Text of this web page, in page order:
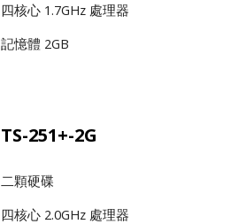
四核心 1.7GHz 處理器
記憶體 2GB
TS-251+-2G
二顆硬碟
四核心 2.0GHz 處理器